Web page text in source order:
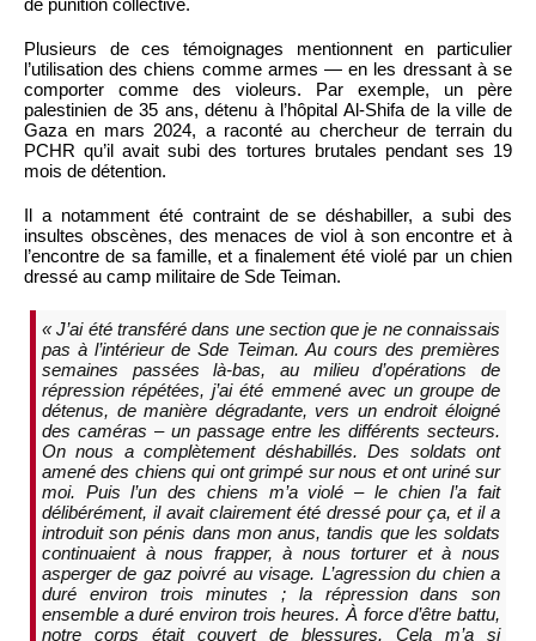
Plusieurs de ces témoignages mentionnent en particulier
l’utilisation des chiens comme armes — en les dressant à se
comporter comme des violeurs. Par exemple, un père
palestinien de 35 ans, détenu à l’hôpital Al-Shifa de la ville de
Gaza en mars 2024, a raconté au chercheur de terrain du
PCHR qu’il avait subi des tortures brutales pendant ses 19
mois de détention.
Il a notamment été contraint de se déshabiller, a subi des
insultes obscènes, des menaces de viol à son encontre et à
l’encontre de sa famille, et a finalement été violé par un chien
dressé au camp militaire de Sde Teiman.
« J’ai été transféré dans une section que je ne connaissais
pas à l’intérieur de Sde Teiman. Au cours des premières
semaines passées là-bas, au milieu d’opérations de
répression répétées, j’ai été emmené avec un groupe de
détenus, de manière dégradante, vers un endroit éloigné
des caméras – un passage entre les différents secteurs.
On nous a complètement déshabillés. Des soldats ont
amené des chiens qui ont grimpé sur nous et ont uriné sur
moi. Puis l’un des chiens m’a violé – le chien l’a fait
délibérément, il avait clairement été dressé pour ça, et il a
introduit son pénis dans mon anus, tandis que les soldats
continuaient à nous frapper, à nous torturer et à nous
asperger de gaz poivré au visage. L’agression du chien a
duré environ trois minutes ; la répression dans son
ensemble a duré environ trois heures. À force d’être battu,
notre corps était couvert de blessures. Cela m’a si